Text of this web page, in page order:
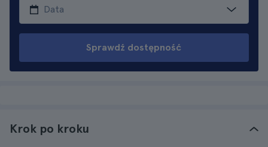
Sprawdź dostępność
Krok po kroku